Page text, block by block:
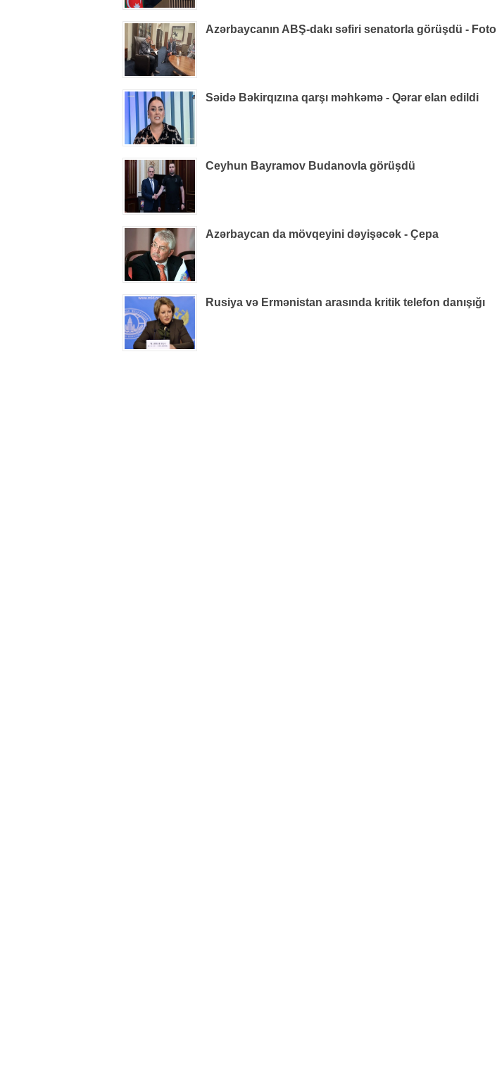
Azərbaycanın ABŞ-dakı səfiri senatorla görüşdü - Foto
Səidə Bəkirqızına qarşı məhkəmə - Qərar elan edildi
Ceyhun Bayramov Budanovla görüşdü
Azərbaycan da mövqeyini dəyişəcək - Çepa
Rusiya və Ermənistan arasında kritik telefon danışığı